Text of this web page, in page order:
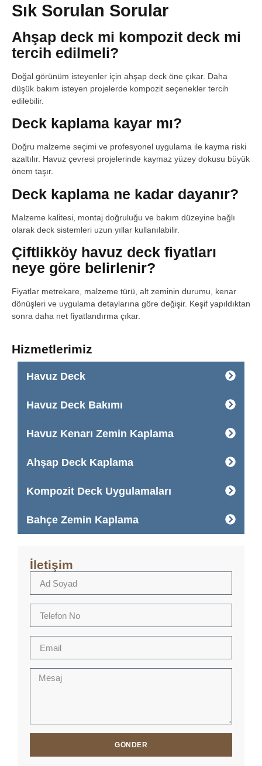
Sık Sorulan Sorular
Ahşap deck mi kompozit deck mi
tercih edilmeli?
Doğal görünüm isteyenler için ahşap deck öne çıkar. Daha
düşük bakım isteyen projelerde kompozit seçenekler tercih
edilebilir.
Deck kaplama kayar mı?
Doğru malzeme seçimi ve profesyonel uygulama ile kayma riski
azaltılır. Havuz çevresi projelerinde kaymaz yüzey dokusu büyük
önem taşır.
Deck kaplama ne kadar dayanır?
Malzeme kalitesi, montaj doğruluğu ve bakım düzeyine bağlı
olarak deck sistemleri uzun yıllar kullanılabilir.
Çiftlikköy havuz deck fiyatları
neye göre belirlenir?
Fiyatlar metrekare, malzeme türü, alt zeminin durumu, kenar
dönüşleri ve uygulama detaylarına göre değişir. Keşif yapıldıktan
sonra daha net fiyatlandırma çıkar.
Hizmetlerimiz
Havuz Deck
Havuz Deck Bakımı
Havuz Kenarı Zemin Kaplama
Ahşap Deck Kaplama
Kompozit Deck Uygulamaları
Bahçe Zemin Kaplama
İletişim
GÖNDER